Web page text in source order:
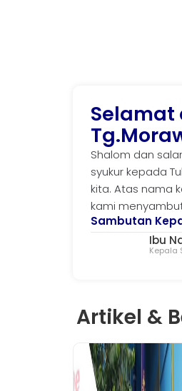
Selamat
Shalom dan
syukur kepada
kita. Atas nama
kami
Sambutan
Ibu
Kepala
Artikel &